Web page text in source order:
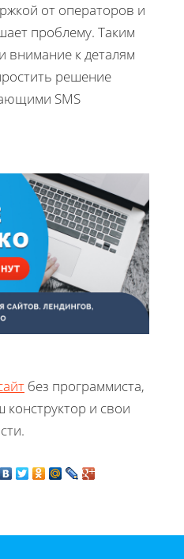
от операторов и
проблему. Таким
внимание к деталям
решение
SMS
без программиста,
конструктор и свои